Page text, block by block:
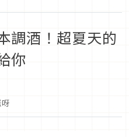
調酒！超夏天的
你